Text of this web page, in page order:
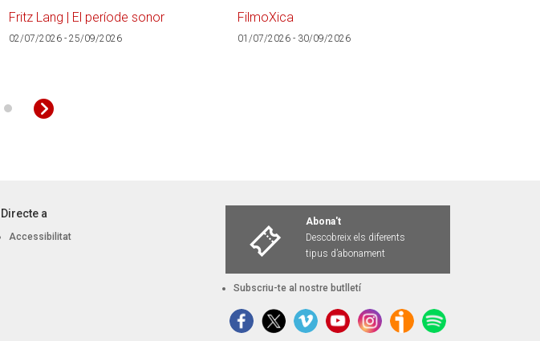
Fritz Lang | El període sonor
02/07/2026 - 25/09/2026
FilmoXica
01/07/2026 - 30/09/2026
Directe a
Accessibilitat
Abona't
Descobreix els diferents
tipus d’abonament
Subscriu-te al nostre butlletí